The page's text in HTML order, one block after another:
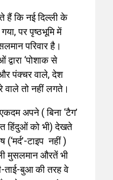
हैं कि नई दिल्ली के
पर पृष्ठभूमि में
परिवार है।
द्वारा ‘पोशाक से
पंक्चर वाले, देश
वाले तो नहीं लगते।
अपने ( बिना ‘टैग’
हिंदुओं को भी) देखते
टाइप नहीं )
मुसलमान औरतें भी
ताई-बुआ की तरह वे